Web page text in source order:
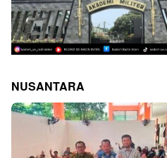
NUSANTARA